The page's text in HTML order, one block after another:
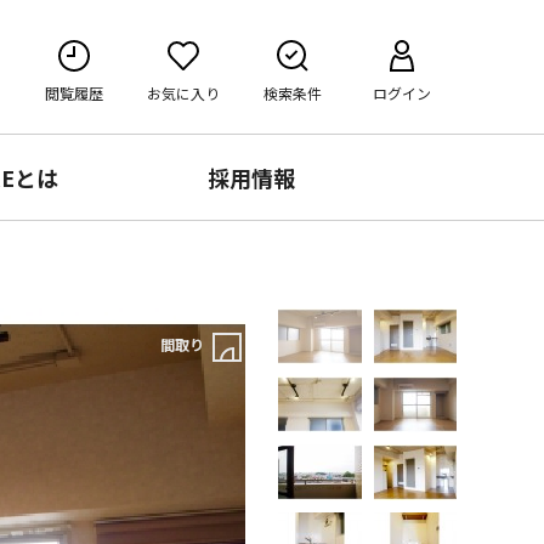
閲覧履歴 お気に入り 検索条件 ログイン
とは 採用情報
間取り